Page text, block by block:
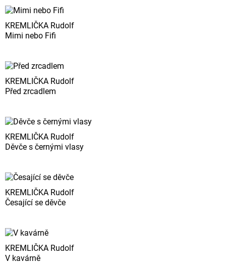
KREMLIČKA Rudolf
Mimi nebo Fifi
KREMLIČKA Rudolf
Před zrcadlem
KREMLIČKA Rudolf
Děvče s černými vlasy
KREMLIČKA Rudolf
Česající se děvče
KREMLIČKA Rudolf
V kavárně